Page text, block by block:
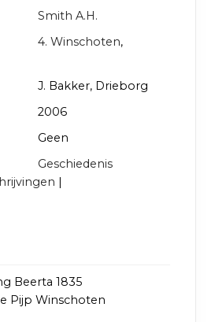
Smith A.H.
4. Winschoten,
J. Bakker, Drieborg
2006
Geen
Geschiedenis
|
Beerta 1835
Pijp Winschoten